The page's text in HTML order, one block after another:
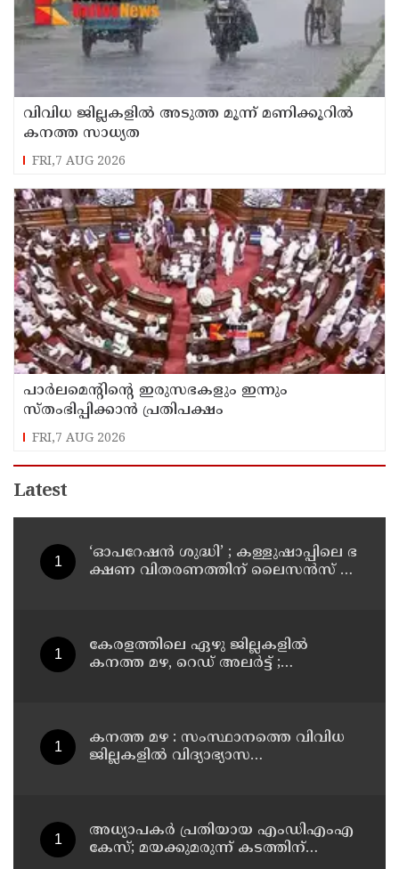
വിവിധ ജില്ലകളില്‍ അടുത്ത മൂന്ന് മണിക്കൂറില്‍
കനത്ത സാധ്യത
FRI,7 AUG 2026
പാര്‍ലമെന്റിന്റെ ഇരുസഭകളും ഇന്നും
സ്തംഭിപ്പിക്കാന്‍ പ്രതിപക്ഷം
FRI,7 AUG 2026
Latest
‘ഓ​പ​റേ​ഷ​ൻ ശു​ദ്ധി’ ; ക​ള്ളു​ഷാ​പ്പി​ലെ ഭ​
ക്ഷ​ണ വി​ത​ര​ണ​ത്തി​ന് ലൈ​സ​ൻ​സ് നി​
കേരളത്തിലെ ഏഴു ജില്ലകളിൽ
കനത്ത മഴ, റെഡ് അലർട്ട് ;
കനത്ത മഴ : സംസ്ഥാനത്തെ വിവിധ
ജില്ലകളിൽ വിദ്യാഭ്യാസ
അധ്യാപകര്‍ പ്രതിയായ എംഡിഎംഎ
കേസ്; മയക്കുമരുന്ന് കടത്തിന്